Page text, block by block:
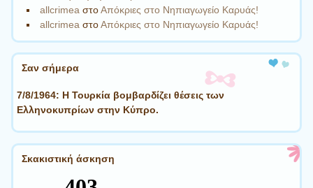
allcrimea στοΑπόκριες στο Νηπιαγωγείο Καρυάς!
allcrimea στοΑπόκριες στο Νηπιαγωγείο Καρυάς!
Σαν σήμερα
7/8/1964: Η Τουρκία βομβαρδίζει θέσεις των
Ελληνοκυπρίων στην Κύπρο.
Σκακιστική άσκηση